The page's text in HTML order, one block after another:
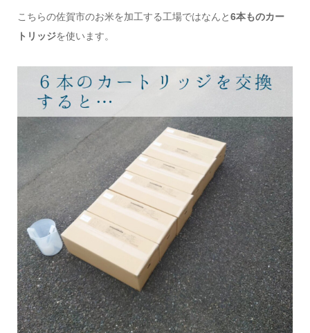
こちらの佐賀市のお米を加工する工場ではなんと6本ものカー
トリッジを使います。